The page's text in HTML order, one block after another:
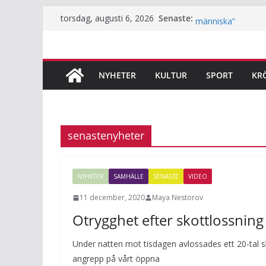
Hoppatorsdag, augusti 6, 2026 Senaste:
Robban är
människa”
Årets lamm och
innan du klappar
Häng med när
NYHETER KULTUR SPORT
senastenyheter
NYHETER SAMHÄLLE SENASTE VIDEO
11 december, 2020 Maya Nestorov
Otrygghet efter skottlossning
Under natten mot tisdagen avlossades ett 20-
angrepp på vårt öppna